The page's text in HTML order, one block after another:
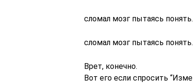
сломал мозг пытаясь
сломал мозг пытаясь
Врет, конечно.
Вот его если спросить